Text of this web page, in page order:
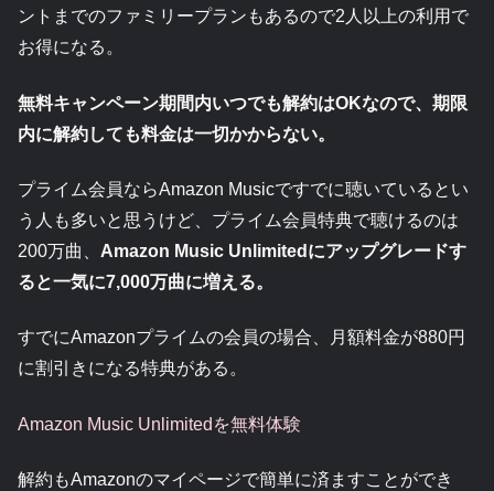
ントまでのファミリープランもあるので2人以上の利用で
お得になる。
無料キャンペーン期間内いつでも解約はOKなので、期限
内に解約しても料金は一切かからない。
プライム会員ならAmazon Musicですでに聴いているとい
う人も多いと思うけど、プライム会員特典で聴けるのは
200万曲、 Amazon Music Unlimitedにアップグレードす
ると一気に7,000万曲に増える。
すでにAmazonプライムの会員の場合、月額料金が880円
に割引きになる特典がある。
Amazon Music Unlimitedを無料体験
解約もAmazonのマイページで簡単に済ますことができ